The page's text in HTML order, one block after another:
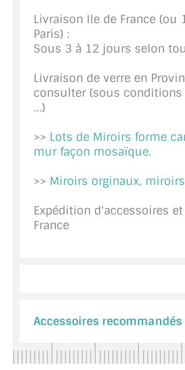
EXEMPLES, RÉALISATIONS,
COMMENT COUPER DU
CONSEILS / AIDE
A PROPOS DE LA LIVRAISON
MON PANIER
NOUS TROUVER - BUC 78
NOUS CONTACTER
Livraison Ile de France
Paris) :
Sous 3 à 12 jours selon
Livraison de verre en
consulter (sous
...)
>> Lots de Miroirs forme
mur façon mosaïque.
>> Miroirs orginaux,
Expédition d'accessoires
France
Accessoires recommandés